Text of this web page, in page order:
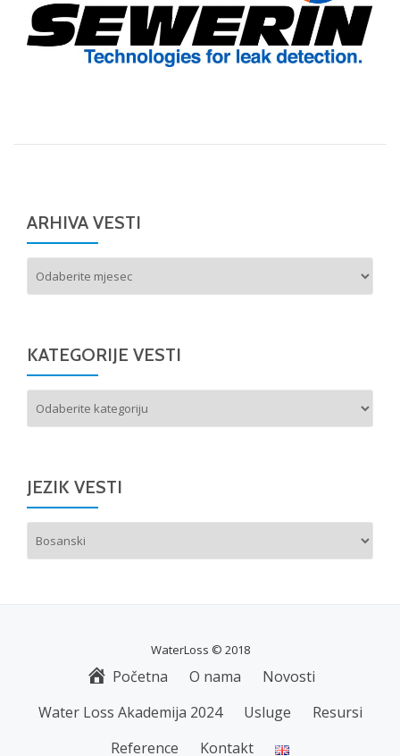
ARHIVA VESTI
vesti
KATEGORIJE VESTI
vesti
JEZIK VESTI
WaterLoss © 2018
Početna O nama
Novosti
Water Loss Akademija 2024
Usluge
Resursi
Reference
Kontakt